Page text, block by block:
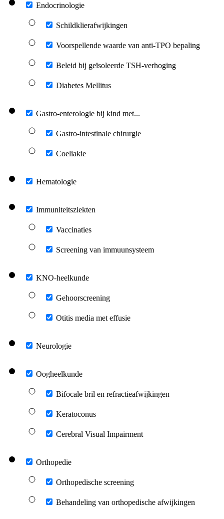
Endocrinologie
Schildklierafwijkingen
Voorspellende waarde van anti-TPO bepaling
Beleid bij geïsoleerde TSH-verhoging
Diabetes Mellitus
Gastro-enterologie bij kind met...
Gastro-intestinale chirurgie
Coeliakie
Hematologie
Immuniteitsziekten
Vaccinaties
Screening van immuunsysteem
KNO-heelkunde
Gehoorscreening
Otitis media met effusie
Neurologie
Oogheelkunde
Bifocale bril en refractieafwijkingen
Keratoconus
Cerebral Visual Impairment
Orthopedie
Orthopedische screening
Behandeling van orthopedische afwijkingen